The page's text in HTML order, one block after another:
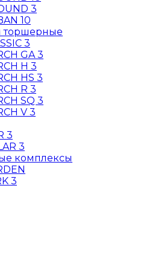
3
10
торшерные
3
GA 3
H 3
HS 3
R 3
SQ 3
V 3
3
3
комплексы
3